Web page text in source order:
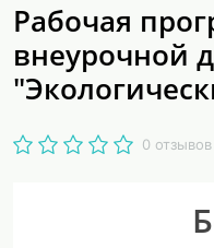
Рабочая
внеурочной
0 отзывов